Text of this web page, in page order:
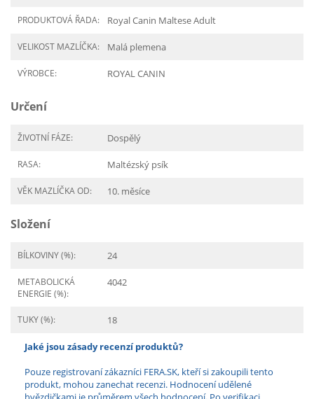
PRODUKTOVÁ ŘADA: Royal Canin Maltese Adult
VELIKOST MAZLÍČKA: Malá plemena
VÝROBCE: ROYAL CANIN
Určení
ŽIVOTNÍ FÁZE: Dospělý
RASA: Maltézský psík
VĚK MAZLÍČKA OD: 10. měsíce
Složení
BÍLKOVINY (%): 24
METABOLICKÁ
ENERGIE (%):
4042
TUKY (%): 18
Jaké jsou zásady recenzí produktů?
Pouze registrovaní zákazníci FERA.SK, kteří si zakoupili tento
produkt, mohou zanechat recenzi. Hodnocení udělené